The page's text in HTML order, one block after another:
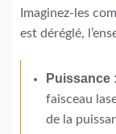
Imaginez-les
est déréglé,
Puissance :
faisceau
de la